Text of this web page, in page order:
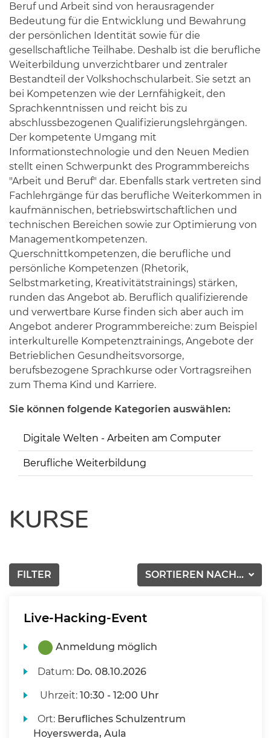
Beruf und Arbeit sind von herausragender
Bedeutung für die Entwicklung und Bewahrung
der persönlichen Identität sowie für die
gesellschaftliche Teilhabe. Deshalb ist die berufliche
Weiterbildung unverzichtbarer und zentraler
Bestandteil der Volkshochschularbeit. Sie setzt an
bei Kompetenzen wie der Lernfähigkeit, den
Sprachkenntnissen und reicht bis zu
abschlussbezogenen Qualifizierungslehrgängen.
Der kompetente Umgang mit
Informationstechnologie und den Neuen Medien
stellt einen Schwerpunkt des Programmbereichs
"Arbeit und Beruf" dar. Ebenfalls stark vertreten sind
Fachlehrgänge für das berufliche Weiterkommen in
kaufmännischen, betriebswirtschaftlichen und
technischen Bereichen sowie zur Optimierung von
Managementkompetenzen.
Querschnittkompetenzen, die berufliche und
persönliche Kompetenzen (Rhetorik,
Selbstmarketing, Kreativitätstrainings) stärken,
runden das Angebot ab. Beruflich qualifizierende
und verwertbare Kurse finden sich aber auch im
Angebot anderer Programmbereiche: zum Beispiel
interkulturelle Kompetenztrainings, Angebote der
Betrieblichen Gesundheitsvorsorge,
berufsbezogene Sprachkurse oder Vortragsreihen
zum Thema Kind und Karriere.
Sie können folgende Kategorien auswählen:
Digitale Welten - Arbeiten am Computer
Berufliche Weiterbildung
KURSE
SORTIEREN NACH...
FILTER
Live-Hacking-Event
Anmeldung möglich
Datum: Do. 08.10.2026
Uhrzeit:10:30 - 12:00 Uhr
Ort: Berufliches Schulzentrum
Hoyerswerda, Aula